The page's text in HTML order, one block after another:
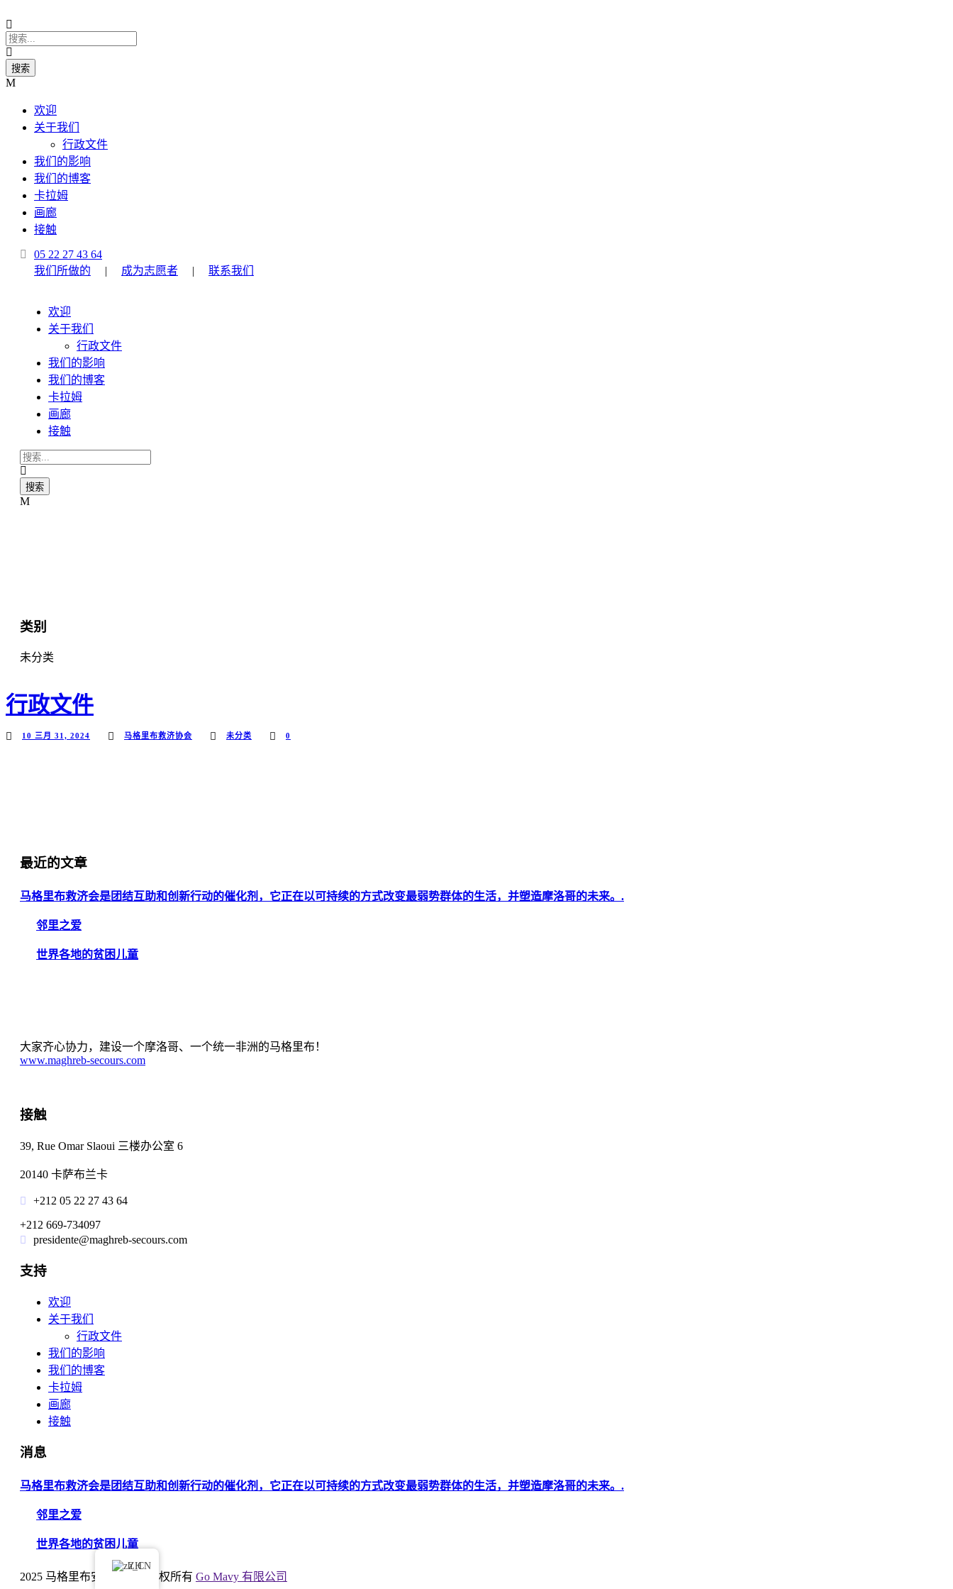
欢迎
关于我们
行政文件
我们的影响
我们的博客
卡拉姆
画廊
接触
05 22 27 43 64
我们所做的
| 成为志愿者 | 联系我们
欢迎
关于我们
行政文件
我们的影响
我们的博客
卡拉姆
画廊
接触
类别
未分类
行政文件
10 三月 31, 2024 马格里布救济协会 未分类 0
最近的文章
马格里布救济会是团结互助和创新行动的催化剂，它正在以可持续的方式改变最弱势群体的生活，并塑造摩洛哥的未来。.
邻里之爱
世界各地的贫困儿童
大家齐心协力，建设一个摩洛哥、一个统一非洲的马格里布！
www.maghreb-secours.com
接触
39, Rue Omar Slaoui 三楼办公室 6
20140 卡萨布兰卡
+212 05 22 27 43 64
+212 669-734097
presidente@maghreb-secours.com
支持
欢迎
关于我们
行政文件
我们的影响
我们的博客
卡拉姆
画廊
接触
消息
马格里布救济会是团结互助和创新行动的催化剂，它正在以可持续的方式改变最弱势群体的生活，并塑造摩洛哥的未来。.
邻里之爱
世界各地的贫困儿童
2025 马格里布安全协会© 版权所有 Go Mavy 有限公司
ZH